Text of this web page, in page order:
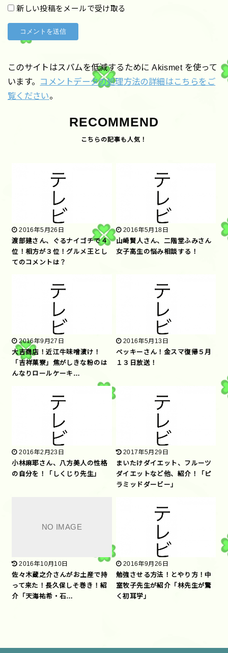
新しい投稿をメールで受け取る
このサイトはスパムを低減するために Akismet を使って
います。 コメントデータの処理方法の詳細はこちらをご
覧ください。
RECOMMEND
2016年5月26日
渡部建さん、ぐるナイゴチで４
位！相方が３位！グルメ王とし
てのコメントは？
2016年5月18日
山崎賢人さん、二階堂ふみさん
女子高生の悩み相談する！
2016年9月27日
大吉商店！近江牛味噌漬け！
「吉祥菓寮」焦がしきな粉のは
んなりロールケーキ…
2016年5月13日
ベッキーさん！金スマ復帰５月
１３日放送！
2016年2月23日
小林麻耶さん、八方美人の性格
の自分を！「しくじり先生」
2017年5月29日
まいたけダイエット、フルーツ
ダイエットなど他、紹介！「ピ
ラミッドダービー」
2016年10月10日
佐々木蔵之介さんがお土産で持
って来た！長久保しそ巻き！紹
介「天海祐希・石…
2016年9月26日
勉強させる方法！とやり方！中
室牧子先生が紹介「林先生が驚
く初耳学」